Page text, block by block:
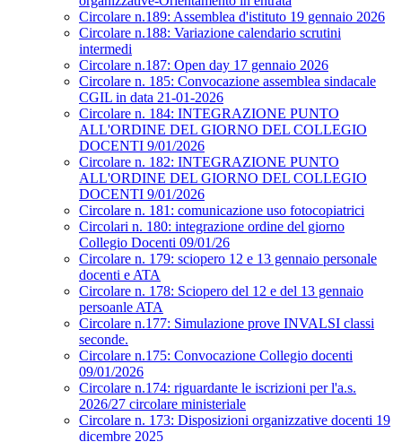
Circolare n.189: Assemblea d'istituto 19 gennaio 2026
Circolare n.188: Variazione calendario scrutini
intermedi
Circolare n.187: Open day 17 gennaio 2026
Circolare n. 185: Convocazione assemblea sindacale
CGIL in data 21-01-2026
Circolare n. 184: INTEGRAZIONE PUNTO
ALL'ORDINE DEL GIORNO DEL COLLEGIO
DOCENTI 9/01/2026
Circolare n. 182: INTEGRAZIONE PUNTO
ALL'ORDINE DEL GIORNO DEL COLLEGIO
DOCENTI 9/01/2026
Circolare n. 181: comunicazione uso fotocopiatrici
Circolari n. 180: integrazione ordine del giorno
Collegio Docenti 09/01/26
Circolare n. 179: sciopero 12 e 13 gennaio personale
docenti e ATA
Circolare n. 178: Sciopero del 12 e del 13 gennaio
persoanle ATA
Circolare n.177: Simulazione prove INVALSI classi
seconde.
Circolare n.175: Convocazione Collegio docenti
09/01/2026
Circolare n.174: riguardante le iscrizioni per l'a.s.
2026/27 circolare ministeriale
Circolare n. 173: Disposizioni organizzative docenti 19
dicembre 2025